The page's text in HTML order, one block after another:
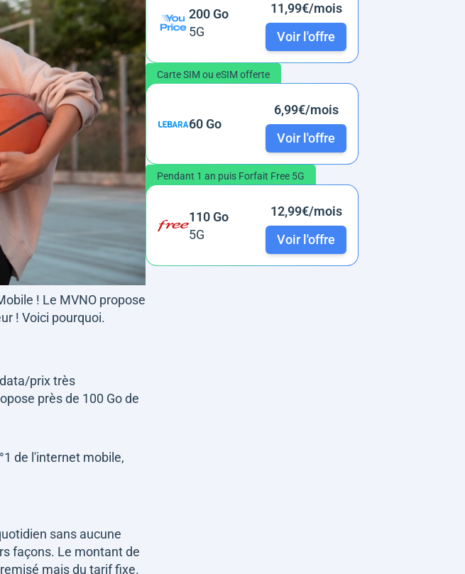
! Le MVNO propose
! Voici pourquoi.
prix très
près de 100 Go de
de l'internet mobile,
sans aucune
façons. Le montant de
mais du tarif fixe.
200 Go
5G
11,99€/mois
Voir l'offre
Carte SIM ou eSIM offerte
60 Go
6,99€/mois
Voir l'offre
Pendant 1 an puis Forfait Free 5G
110 Go
5G
12,99€/mois
Voir l'offre